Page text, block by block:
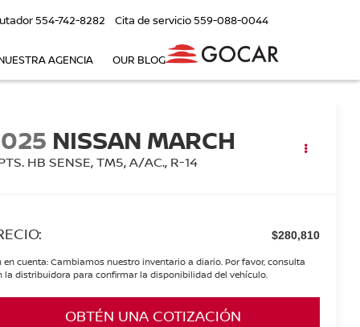
554-742-8282 Cita de servicio559-088-0044
AGENCIA OUR BLOG
NISSAN MARCH
HB SENSE, TM5, A/AC., R-14
$280,810
en cuenta: Cambiamos nuestro inventario a diario. Por favor, consulta
la distribuidora para confirmar la disponibilidad del vehículo.
OBTÉN UNA COTIZACIÓN